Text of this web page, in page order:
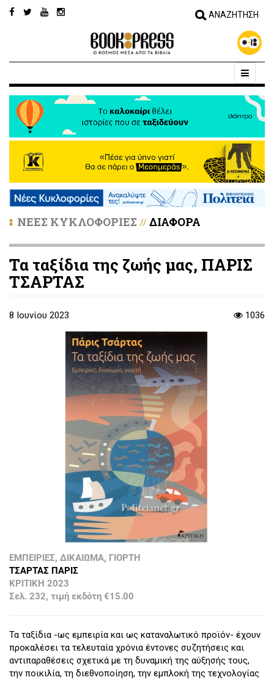
ΝΕΕΣ ΚΥΚΛΟΦΟΡΙΕΣ // ΔΙΑΦΟΡΑ
Τα ταξίδια της ζωής μας, ΠΑΡΙΣ
ΤΣΑΡΤΑΣ
8 Ιουνίου 2023 1036
ΕΜΠΕΙΡΙΕΣ, ΔΙΚΑΙΩΜΑ, ΓΙΟΡΤΗ
ΤΣΑΡΤΑΣ ΠΑΡΙΣ
ΚΡΙΤΙΚΗ 2023
Σελ. 232, τιμή εκδότη €15.00
Τα ταξίδια -ως εμπειρία και ως καταναλωτικό προϊόν- έχουν
προκαλέσει τα τελευταία χρόνια έντονες συζητήσεις και
αντιπαραθέσεις σχετικά με τη δυναμική της αύξησής τους,
την ποικιλία, τη διεθνοποίηση, την εμπλοκή της τεχνολογίας